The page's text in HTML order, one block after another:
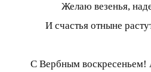
Желаю везенья,
И счастья отныне
С Вербным воскресеньем!